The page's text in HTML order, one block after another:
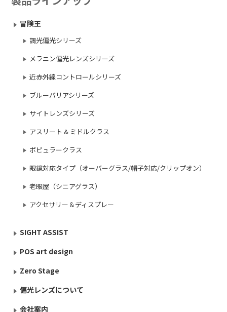
冒険王
調光偏光シリーズ
メラニン偏光レンズシリーズ
近赤外線コントロールシリーズ
ブルーバリアシリーズ
サイトレンズシリーズ
アスリート & ミドルクラス
ポピュラークラス
眼鏡対応タイプ（オーバーグラス/帽子対応/クリップオン）
老眼屋（シニアグラス）
アクセサリー＆ディスプレー
SIGHT ASSIST
POS art design
Zero Stage
偏光レンズについて
会社案内